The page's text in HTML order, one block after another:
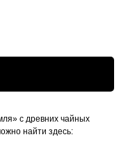
с древних чайных
найти здесь: